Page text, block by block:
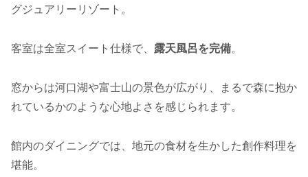
グジュアリーリゾート。
客室は全室スイート仕様で、 露天風呂を完備。
窓からは河口湖や富士山の景色が広がり、まるで森に抱か
れているかのような心地よさを感じられます。
館内のダイニングでは、地元の食材を生かした創作料理を
堪能。